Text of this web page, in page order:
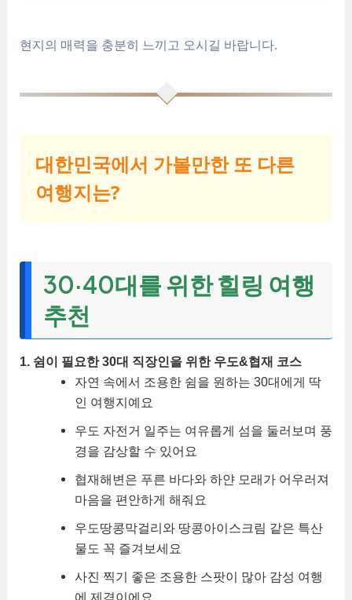
현지의 매력을 충분히 느끼고 오시길 바랍니다.
대한민국에서 가볼만한 또 다른
여행지는?
30·40대를 위한 힐링 여행
추천
1. 쉼이 필요한 30대 직장인을 위한 우도&협재 코스
자연 속에서 조용한 쉼을 원하는 30대에게 딱
인 여행지예요
우도 자전거 일주는 여유롭게 섬을 둘러보며 풍
경을 감상할 수 있어요
협재해변은 푸른 바다와 하얀 모래가 어우러져
마음을 편안하게 해줘요
우도땅콩막걸리와 땅콩아이스크림 같은 특산
물도 꼭 즐겨보세요
사진 찍기 좋은 조용한 스팟이 많아 감성 여행
에 제격이에요